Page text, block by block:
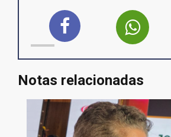
Notas relacionadas